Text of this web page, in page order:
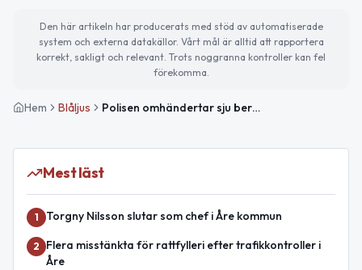
Den här artikeln har producerats med stöd av automatiserade
system och externa datakällor. Vårt mål är alltid att rapportera
korrekt, sakligt och relevant. Trots noggranna kontroller kan fel
förekomma.
Hem Blåljus Polisen omhändertar sju berusade – misshandel och narkotikabrott i Jämtlands län
Mest läst
1 Torgny Nilsson slutar som chef i Åre kommun
2
Flera misstänkta för rattfylleri efter trafikkontroller i
Åre